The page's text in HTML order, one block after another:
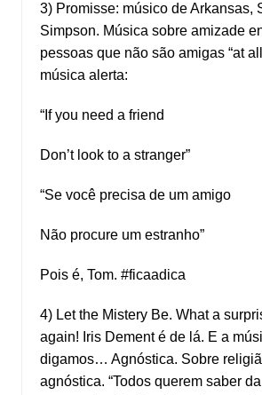
3) Promisse: músico de Arkansas,
Simpson. Música sobre amizade
pessoas que não são amigas “at
música alerta:
“If you need a friend
Don’t look to a stranger”
“Se você precisa de um amigo
Não procure um estranho”
Pois é, Tom. #ficaadica
4) Let the Mistery Be. What a
again! Iris Dement é de lá. E a
digamos… Agnóstica. Sobre
agnóstica. “Todos querem saber